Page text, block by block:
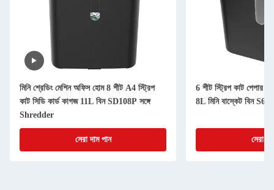
মিনি শ্রেডিং মেশিন অফিস হোম 8 শীট A4 স্ট্রিপ
কাট সিডি কার্ড কাগজ 11L বিন SD108P সঙ্গে
Shredder
সেরা দাম পান
6 শীট স্ট্রিপ কাট পেপার
8L মিনি বাস্কেট বিন
সেরা